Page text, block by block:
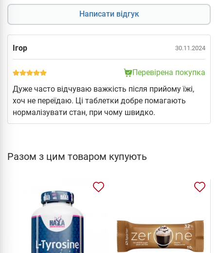
Написати відгук
Ігор 30.11.2024
Перевірена покупка
Дуже часто відчуваю важкість після прийому їжі,
хоч не переїдаю. Ці таблетки добре помагають
нормалізувати стан, при чому швидко.
Разом з цим товаром купують